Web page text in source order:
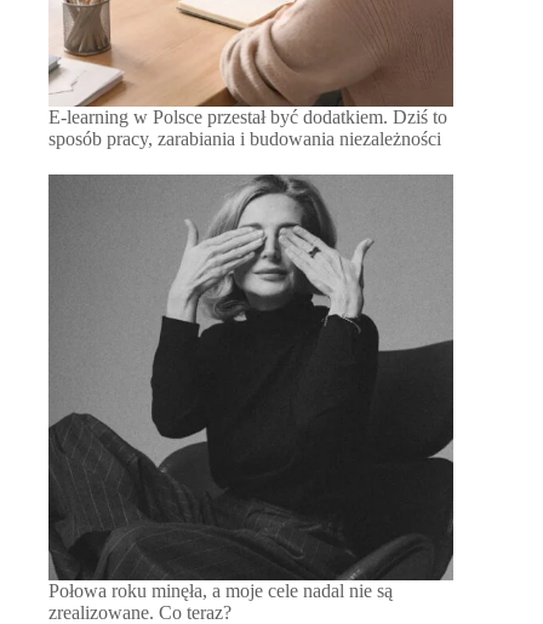
E-learning w Polsce przestał być dodatkiem. Dziś to
sposób pracy, zarabiania i budowania niezależności
Połowa roku minęła, a moje cele nadal nie są
zrealizowane. Co teraz?